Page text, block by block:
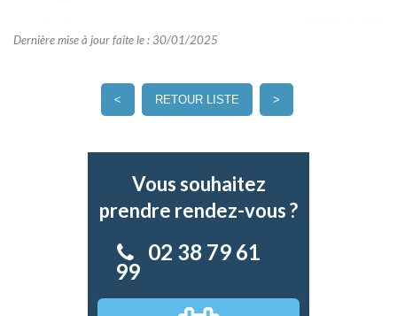
Dernière mise à jour faite le : 30/01/2025
< RETOUR LISTE >
Vous souhaitez
prendre rendez-vous ?
02 38 79 61
99